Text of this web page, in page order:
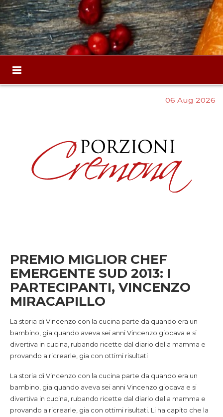
06 Aug 2026
PREMIO MIGLIOR CHEF
EMERGENTE SUD 2013: I
PARTECIPANTI, VINCENZO
MIRACAPILLO
La storia di Vincenzo con la cucina parte da quando era un
bambino, gia quando aveva sei anni Vincenzo giocava e si
divertiva in cucina, rubando ricette dal diario della mamma e
provando a ricrearle, gia con ottimi risultati
La storia di Vincenzo con la cucina parte da quando era un
bambino, gia quando aveva sei anni Vincenzo giocava e si
divertiva in cucina, rubando ricette dal diario della mamma e
provando a ricrearle, gia con ottimi risultati. Li ha capito che la